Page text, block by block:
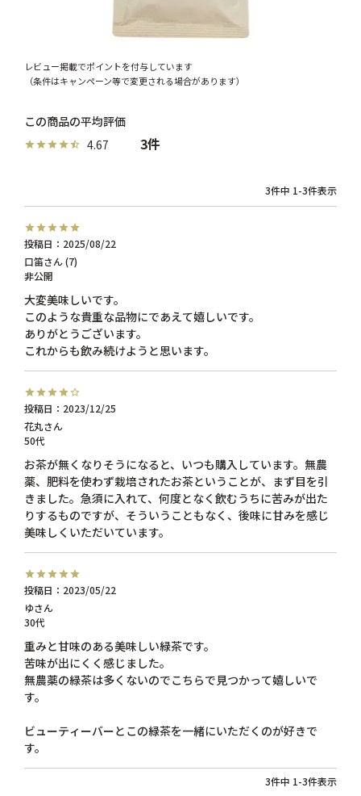
レビュー掲載でポイントを付与しています
（条件はキャンペーン等で変更される場合があります）
4.67 3
3件中 1-3件表示
口笛
7
非公開
投稿日 2025/08/22
大変美味しいです。
このような貴重な品物にであえて嬉しいです。
ありがとうございます。
これからも飲み続けようと思います。
花丸
50代
投稿日 2023/12/25
お茶が無くなりそうになると、いつも購入しています。無農
薬、肥料を使わず栽培されたお茶ということが、まず目を引
きました。急須に入れて、何度となく飲むうちに苦みが出た
りするものですが、そういうこともなく、後味に甘みを感じ
美味しくいただいています。
ゆ
30代
投稿日 2023/05/22
重みと甘味のある美味しい緑茶です。
苦味が出にくく感じました。
無農薬の緑茶は多くないのでこちらで見つかって嬉しいで
す。
ビューティーバーとこの緑茶を一緒にいただくのが好きで
す。
3件中 1-3件表示